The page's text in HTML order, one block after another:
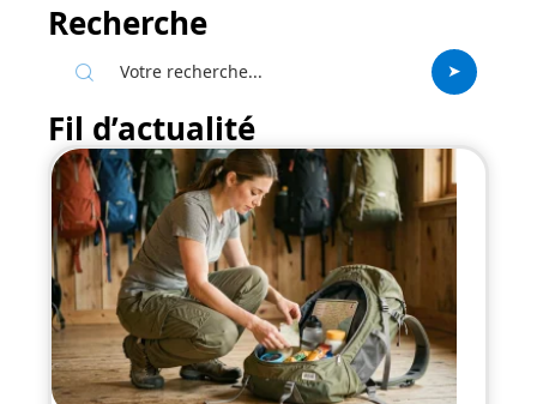
Recherche
Fil d’actualité